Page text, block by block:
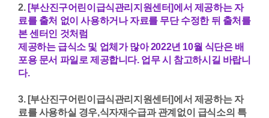
2. [부산진구어린이급식관리지원센터]에서 제공하는 자
료를 출처 없이 사용하거나 자료를 무단 수정한 뒤 출처를
본 센터인 것처럼
제공하는 급식소 및 업체가 많아 2022년 10월 식단은 배
포용 문서 파일로 제공합니다. 업무 시 참고하시길 바랍니
다.
3. [부산진구어린이급식관리지원센터]에서 제공하는 자
료를 사용하실 경우,식자재수급과 관계없이 급식소의 특